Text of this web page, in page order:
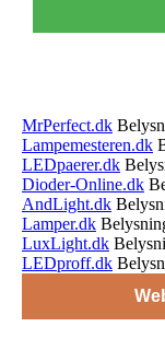
MrPerfect.dk
Lampemesteren.dk
LEDpaerer.dk
Dioder-Online.dk
AndLight.dk
Lamper.dk
LuxLight.dk
LEDproff.dk